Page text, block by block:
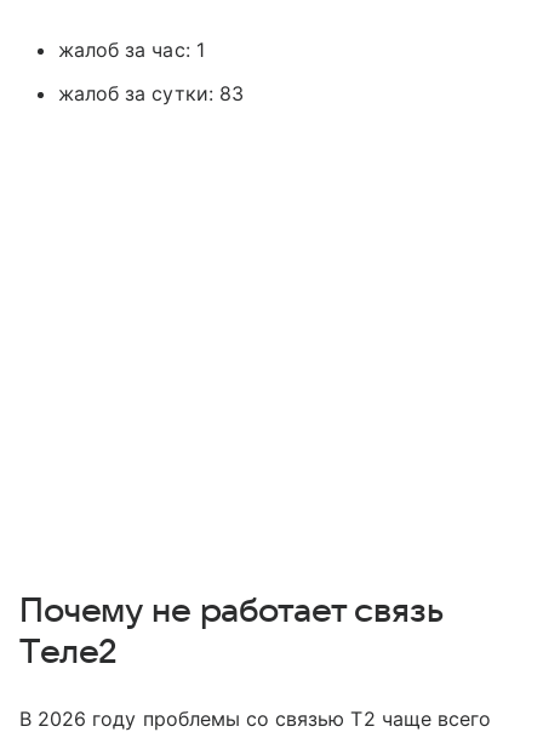
жалоб за час: 1
жалоб за сутки: 83
Почему не работает связь
Tеле2
В 2026 году проблемы со связью T2 чаще всего